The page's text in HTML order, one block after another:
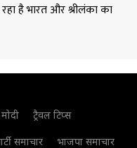
है भारत और श्रीलंका का
मोदी
ट्रैवल टिप्स
समाचार भाजपा समाचार